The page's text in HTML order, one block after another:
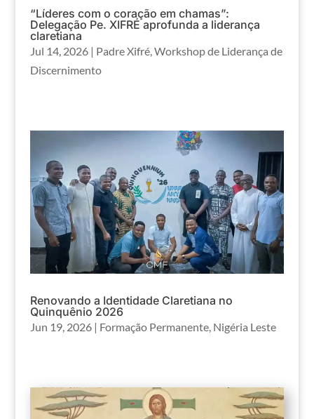
“Líderes com o coração em chamas”:
Delegação Pe. XIFRÉ aprofunda a liderança
claretiana
Jul 14, 2026| Padre Xifré, Workshop de Liderança de
Discernimento
Renovando a Identidade Claretiana no
Quinquênio 2026
Jun 19, 2026| Formação Permanente, Nigéria Leste